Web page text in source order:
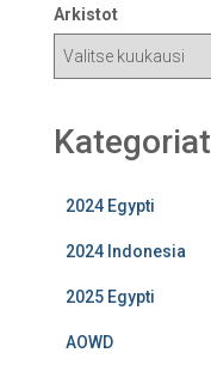
Arkistot
Kategoriat
2024 Egypti
2024 Indonesia
2025 Egypti
AOWD